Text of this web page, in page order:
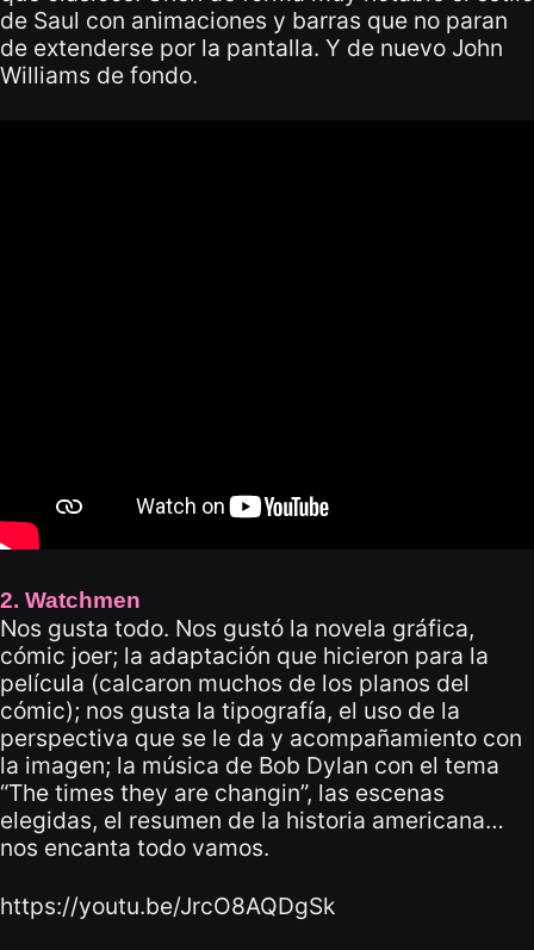
de Saul con animaciones y barras que no paran
de extenderse por la pantalla. Y de nuevo John
Williams de fondo.
2. Watchmen
Nos gusta todo. Nos gustó la novela gráfica,
cómic joer; la adaptación que hicieron para la
película (calcaron muchos de los planos del
cómic); nos gusta la tipografía, el uso de la
perspectiva que se le da y acompañamiento con
la imagen; la música de Bob Dylan con el tema
“The times they are changin”, las escenas
elegidas, el resumen de la historia americana…
nos encanta todo vamos.
https://youtu.be/JrcO8AQDgSk